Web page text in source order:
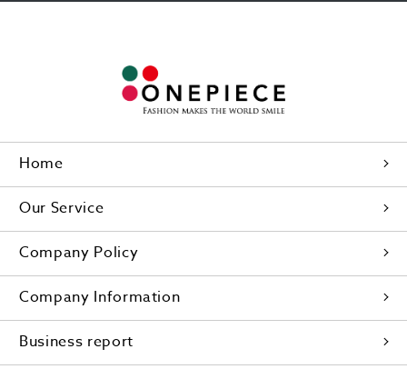
Home
Our Service
Company Policy
Company Information
Business report